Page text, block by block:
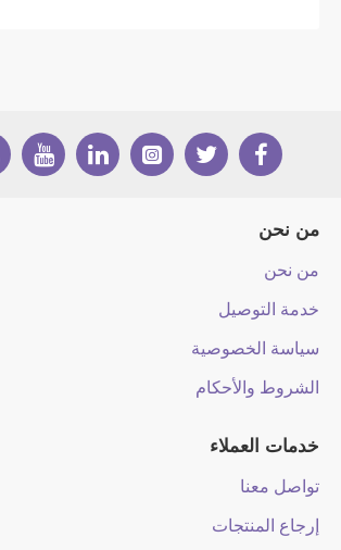
من نحن
من نحن
خدمة التوصيل
سياسة الخصوصية
الشروط والأحكام
خدمات العملاء
تواصل معنا
إرجاع المنتجات